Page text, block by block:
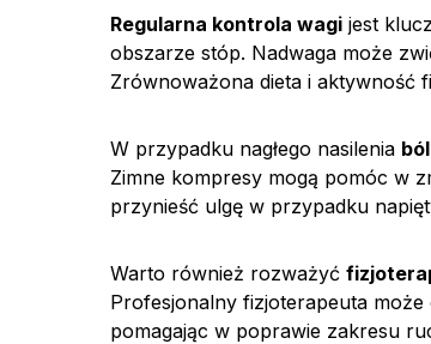
Regularna kontrola wagi jest
obszarze stóp. Nadwaga może
Zrównoważona dieta i aktywność
W przypadku nagłego nasilenia
Zimne kompresy mogą pomóc w
przynieść ulgę w przypadku
Warto również rozważyć
Profesjonalny fizjoterapeuta
pomagając w poprawie zakresu